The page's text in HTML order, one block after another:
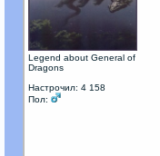
Legend about General of
Dragons
Настрочил: 4 158
Пол: